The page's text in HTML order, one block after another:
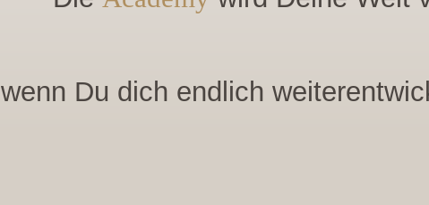
wenn Du dich endlich